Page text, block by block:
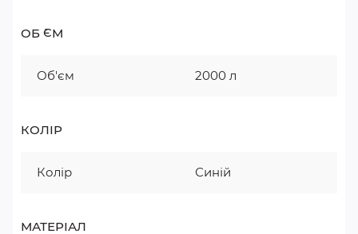
ОБ `ЄМ
Об'єм 2000 л
КОЛІР
Колір Синій
МАТЕРІАЛ